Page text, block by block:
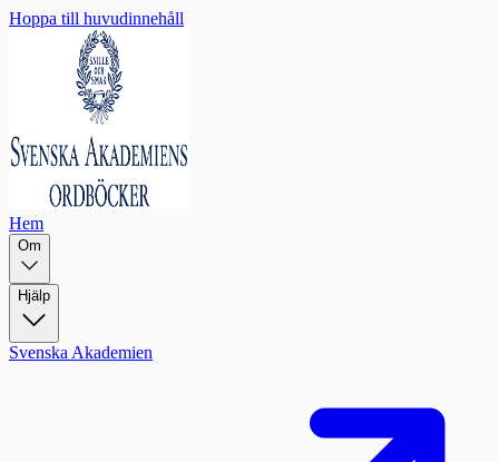
Hoppa till huvudinnehåll
Hem
Om
Hjälp
Svenska Akademien